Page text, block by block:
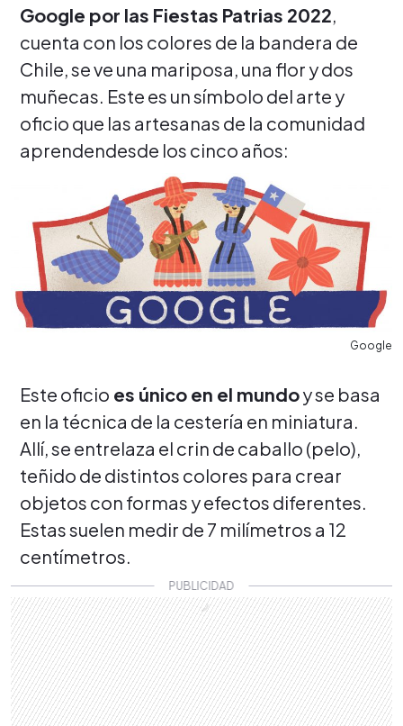
Google por las Fiestas Patrias 2022,
cuenta con los colores de la bandera de
Chile, se ve una mariposa, una flor y dos
muñecas. Este es un símbolo del arte y
oficio que las artesanas de la comunidad
aprendendesde los cinco años:
Google
Este oficio es único en el mundoy se basa
en la técnica de la cestería en miniatura.
Allí, se entrelaza el crin de caballo (pelo),
teñido de distintos colores para crear
objetos con formas y efectos diferentes.
Estas suelen medir de 7 milímetros a 12
centímetros.